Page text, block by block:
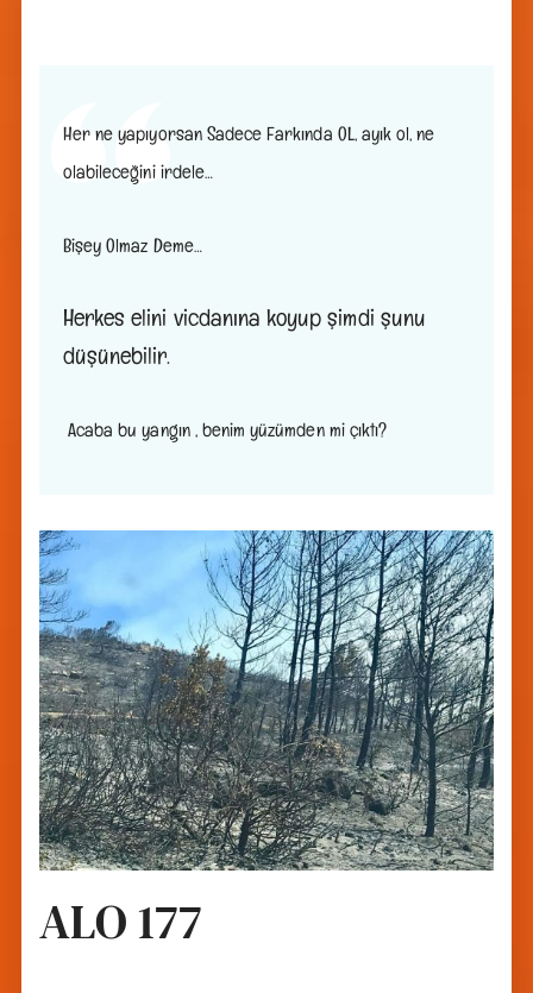
Her ne yapıyorsan Sadece Farkında OL, ayık ol, ne
olabileceğini irdele…
Bişey Olmaz Deme…
Herkes elini vicdanına koyup şimdi şunu
düşünebilir.
Acaba bu yangın , benim yüzümden mi çıktı?
ALO 177